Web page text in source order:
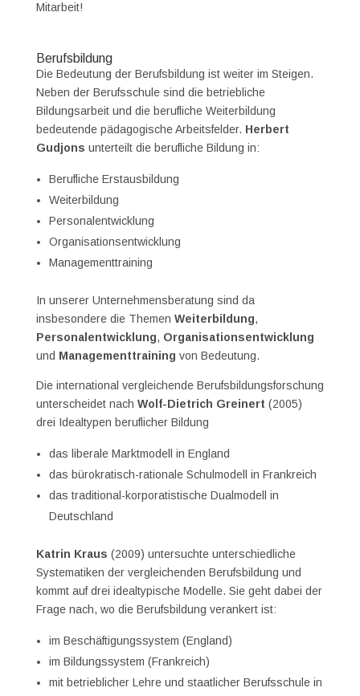
Mitarbeit!
Berufsbildung
Die Bedeutung der Berufsbildung ist weiter im Steigen.
Neben der Berufsschule sind die betriebliche
Bildungsarbeit und die berufliche Weiterbildung
bedeutende pädagogische Arbeitsfelder. Herbert
Gudjons unterteilt die berufliche Bildung in:
Berufliche Erstausbildung
Weiterbildung
Personalentwicklung
Organisationsentwicklung
Managementtraining
In unserer Unternehmensberatung sind da
insbesondere die Themen Weiterbildung,
Personalentwicklung, Organisationsentwicklung
und Managementtraining von Bedeutung.
Die international vergleichende Berufsbildungsforschung
unterscheidet nach Wolf-Dietrich Greinert (2005)
drei Idealtypen beruflicher Bildung
das liberale Marktmodell in England
das bürokratisch-rationale Schulmodell in Frankreich
das traditional-korporatistische Dualmodell in
Deutschland
Katrin Kraus (2009) untersuchte unterschiedliche
Systematiken der vergleichenden Berufsbildung und
kommt auf drei idealtypische Modelle. Sie geht dabei der
Frage nach, wo die Berufsbildung verankert ist:
im Beschäftigungssystem (England)
im Bildungssystem (Frankreich)
mit betrieblicher Lehre und staatlicher Berufsschule in